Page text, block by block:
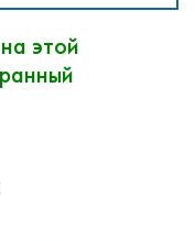
этой